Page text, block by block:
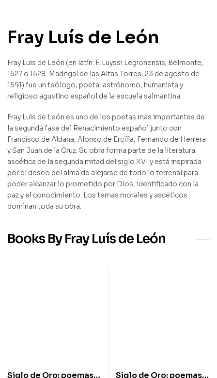
Fray Luís de León
Fray Luis de León (en latín: F. Luyssi Legionensis; Belmonte,
1527 o 1528-Madrigal de las Altas Torres, 23 de agosto​ de
1591) fue un teólogo, poeta, astrónomo, humanista y
religioso agustino español de la escuela salmantina.
Fray Luis de León es uno de los poetas más importantes de
la segunda fase del Renacimiento español junto con
Francisco de Aldana, Alonso de Ercilla, Fernando de Herrera
y San Juan de la Cruz. Su obra forma parte de la literatura
ascética de la segunda mitad del siglo XVI y está inspirada
por el deseo del alma de alejarse de todo lo terrenal para
poder alcanzar lo prometido por Dios, identificado con la
paz y el conocimiento. Los temas morales y ascéticos
dominan toda su obra.
Books By Fray Luís de León
Siglo de Oro: poemas
Siglo de Oro: poemas